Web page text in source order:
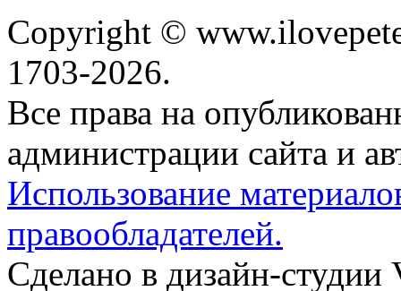
Copyright ©
1703-2026.
Все права на
администрации сайта и
Использование
правообладателей.
Сделано в дизайн-студии